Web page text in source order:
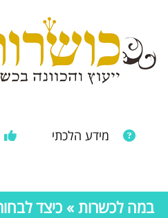
מידע הלכתי
במה לכשרות » כיצד